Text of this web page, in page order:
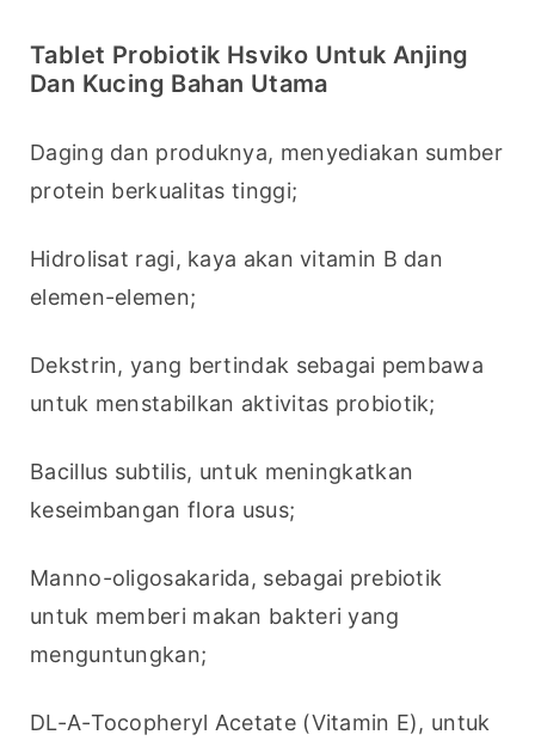
Tablet Probiotik Hsviko Untuk Anjing
Dan Kucing Bahan Utama
Daging dan produknya, menyediakan sumber
protein berkualitas tinggi;
Hidrolisat ragi, kaya akan vitamin B dan
elemen-elemen;
Dekstrin, yang bertindak sebagai pembawa
untuk menstabilkan aktivitas probiotik;
Bacillus subtilis, untuk meningkatkan
keseimbangan flora usus;
Manno-oligosakarida, sebagai prebiotik
untuk memberi makan bakteri yang
menguntungkan;
DL-A-Tocopheryl Acetate (Vitamin E), untuk